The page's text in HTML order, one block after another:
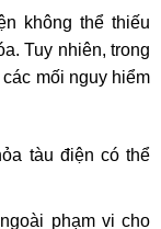
không thể thiếu
Tuy nhiên, trong
mối nguy hiểm
tàu điện có thể
phạm vi cho